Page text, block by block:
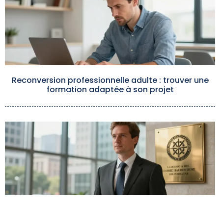
Reconversion professionnelle adulte : trouver une
formation adaptée à son projet